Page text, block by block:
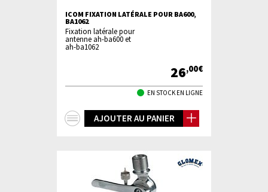
ICOM FIXATION LATÉRALE POUR BA600,
BA1062
Fixation latérale pour
antenne ah-ba600 et
ah-ba1062
26,00€
EN STOCK EN LIGNE
AJOUTER AU PANIER